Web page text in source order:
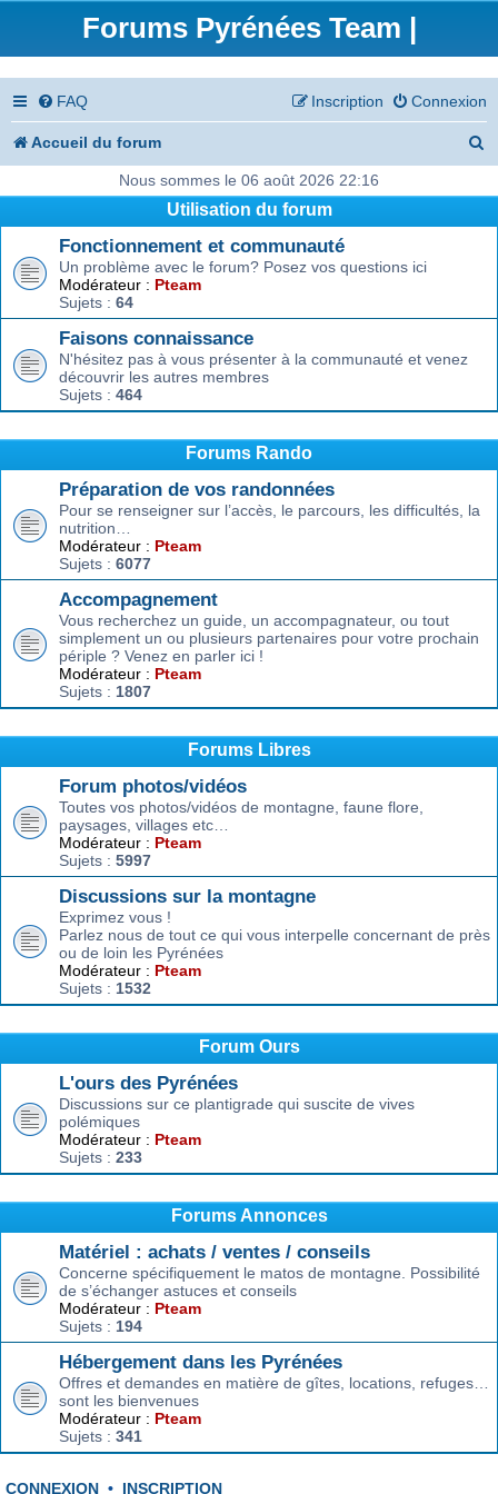
Forums Pyrénées Team |
FAQ Connexion
Inscription
Accueil du forum
e
Nous sommes le 06 août 2026 22:16
Utilisation du forum
Fonctionnement et communauté
Un problème avec le forum? Posez vos questions ici
Modérateur : Pteam
Sujets : 64
Faisons connaissance
N'hésitez pas à vous présenter à la communauté et venez
découvrir les autres membres
Sujets : 464
Forums Rando
Préparation de vos randonnées
Pour se renseigner sur l’accès, le parcours, les difficultés, la
nutrition…
Modérateur : Pteam
Sujets : 6077
Accompagnement
Vous recherchez un guide, un accompagnateur, ou tout
simplement un ou plusieurs partenaires pour votre prochain
périple ? Venez en parler ici !
Modérateur : Pteam
Sujets : 1807
Forums Libres
Forum photos/vidéos
Toutes vos photos/vidéos de montagne, faune flore,
paysages, villages etc…
Modérateur : Pteam
Sujets : 5997
Discussions sur la montagne
Exprimez vous !
Parlez nous de tout ce qui vous interpelle concernant de près
ou de loin les Pyrénées
Modérateur : Pteam
Sujets : 1532
Forum Ours
L'ours des Pyrénées
Discussions sur ce plantigrade qui suscite de vives
polémiques
Modérateur : Pteam
Sujets : 233
Forums Annonces
Matériel : achats / ventes / conseils
Concerne spécifiquement le matos de montagne. Possibilité
de s’échanger astuces et conseils
Modérateur : Pteam
Sujets : 194
Hébergement dans les Pyrénées
Offres et demandes en matière de gîtes, locations, refuges…
sont les bienvenues
Modérateur : Pteam
Sujets : 341
CONNEXION • INSCRIPTION